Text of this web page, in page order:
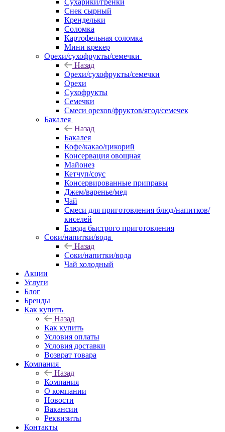
Сухарики/гренки
Снек сырный
Крендельки
Соломка
Картофельная соломка
Мини крекер
Орехи/сухофрукты/семечки
Назад
Орехи/сухофрукты/семечки
Орехи
Сухофрукты
Семечки
Смеси орехов/фруктов/ягод/семечек
Бакалея
Назад
Бакалея
Кофе/какао/цикорий
Консервация овощная
Майонез
Кетчуп/соус
Консервированные приправы
Джем/варенье/мед
Чай
Смеси для приготовления блюд/напитков/
киселей
Блюда быстрого приготовления
Соки/напитки/вода
Назад
Соки/напитки/вода
Чай холодный
Акции
Услуги
Блог
Бренды
Как купить
Назад
Как купить
Условия оплаты
Условия доставки
Возврат товара
Компания
Назад
Компания
О компании
Новости
Вакансии
Реквизиты
Контакты